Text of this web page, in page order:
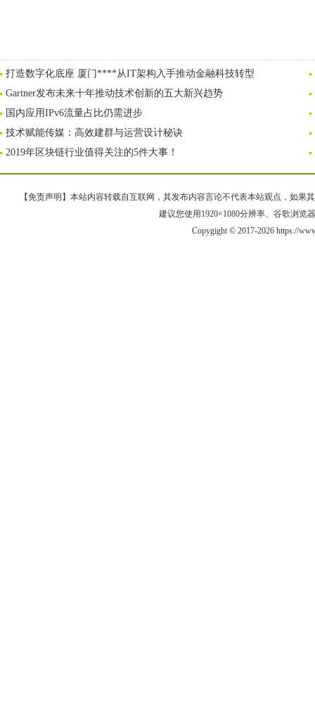
打造数字化底座 厦门****从IT架构入手推动金融科技转型
Gartner发布未来十年推动技术创新的五大新兴趋势
国内应用IPv6流量占比仍需进步
技术赋能传媒：高效建群与运营设计秘诀
2019年区块链行业值得关注的5件大事！
【免责声明】本站内容转载自互联网，其发布内容言论不代表本站观点，如果
建议您使用1920×1080分辨率、谷歌浏览
Copygight © 2017-2026 https://